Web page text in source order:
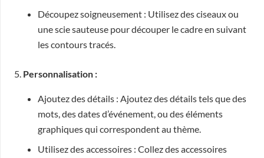
Découpez soigneusement : Utilisez des ciseaux ou
une scie sauteuse pour découper le cadre en suivant
les contours tracés.
5. Personnalisation :
Ajoutez des détails : Ajoutez des détails tels que des
mots, des dates d’événement, ou des éléments
graphiques qui correspondent au thème.
Utilisez des accessoires : Collez des accessoires